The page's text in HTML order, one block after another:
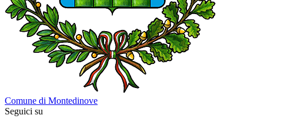
Comune di Montedinove
Seguici su